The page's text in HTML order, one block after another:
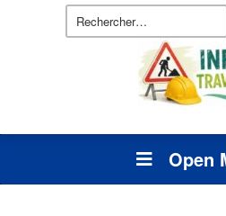
Rechercher :
Open